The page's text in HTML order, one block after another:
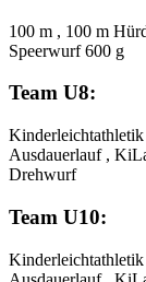
100 m , 100 m
Speerwurf 600 g
Team U8:
Ausdauerlauf ,
Drehwurf
Team U10: